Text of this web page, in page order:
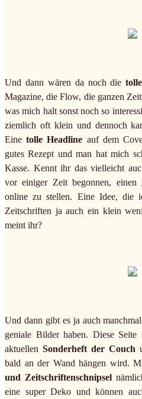
Und dann wären da noch die
Magazine, die Flow, die ganzen
was mich halt sonst noch so
ziemlich oft klein und dennoch
Einetolle Headline auf dem
gutes Rezept und man hat mich
Kasse. Kennt ihr das vielleicht
vor einiger Zeit begonnen, einen
online zu stellen. Eine Idee, die
Zeitschriften ja auch ein klein
meint ihr?
Und dann gibt es ja auch
geniale Bilder haben. Diese
aktuellen Sonderheft der Couch
bald an der Wand hängen wird.
und Zeitschriftenschnipsel
eine super Deko und können